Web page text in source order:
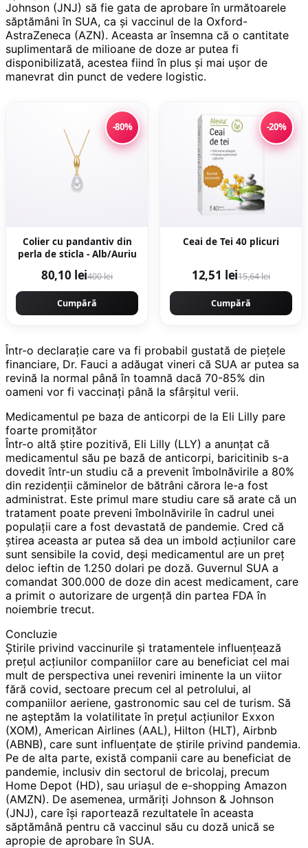
Johnson (JNJ) să fie gata de aprobare în următoarele
săptămâni în SUA, ca și vaccinul de la Oxford-
AstraZeneca (AZN). Aceasta ar însemna că o cantitate
suplimentară de milioane de doze ar putea fi
disponibilizată, acestea fiind în plus și mai ușor de
manevrat din punct de vedere logistic.
-80%
Colier cu pandantiv din
perla de sticla - Alb/Auriu
80,10 lei400 lei
Cumpără
-20%
Ceai de Tei 40 plicuri
12,51 lei15,64 lei
Cumpără
Într-o declarație care va fi probabil gustată de piețele
financiare, Dr. Fauci a adăugat vineri că SUA ar putea sa
revină la normal până în toamnă dacă 70-85% din
oameni vor fi vaccinați până la sfârșitul verii.
Medicamentul pe baza de anticorpi de la Eli Lilly pare
foarte promițător
Într-o altă știre pozitivă, Eli Lilly (LLY) a anunțat că
medicamentul său pe bază de anticorpi, baricitinib s-a
dovedit într-un studiu că a prevenit îmbolnăvirile a 80%
din rezidenții căminelor de bătrâni cărora le-a fost
administrat. Este primul mare studiu care să arate că un
tratament poate preveni îmbolnăvirile în cadrul unei
populații care a fost devastată de pandemie. Cred că
știrea aceasta ar putea să dea un imbold acțiunilor care
sunt sensibile la covid, deși medicamentul are un preț
deloc ieftin de 1.250 dolari pe doză. Guvernul SUA a
comandat 300.000 de doze din acest medicament, care
a primit o autorizare de urgență din partea FDA în
noiembrie trecut.
Concluzie
Știrile privind vaccinurile și tratamentele influențează
prețul acțiunilor companiilor care au beneficiat cel mai
mult de perspectiva unei reveniri iminente la un viitor
fără covid, sectoare precum cel al petrolului, al
companiilor aeriene, gastronomic sau cel de turism. Să
ne așteptăm la volatilitate în prețul acțiunilor Exxon
(XOM), American Airlines (AAL), Hilton (HLT), Airbnb
(ABNB), care sunt influențate de știrile privind pandemia.
Pe de alta parte, există companii care au beneficiat de
pandemie, inclusiv din sectorul de bricolaj, precum
Home Depot (HD), sau uriașul de e-shopping Amazon
(AMZN). De asemenea, urmăriți Johnson & Johnson
(JNJ), care își raportează rezultatele în aceasta
săptămână pentru că vaccinul său cu doză unică se
apropie de aprobare în SUA.